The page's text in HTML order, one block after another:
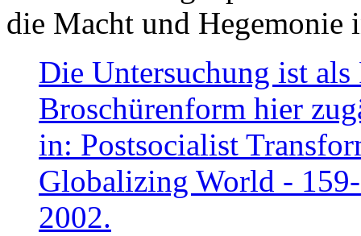
die Macht und Hegemonie
Die Untersuchung ist
Broschürenform hier
in: Postsocialist
Globalizing World -
2002.